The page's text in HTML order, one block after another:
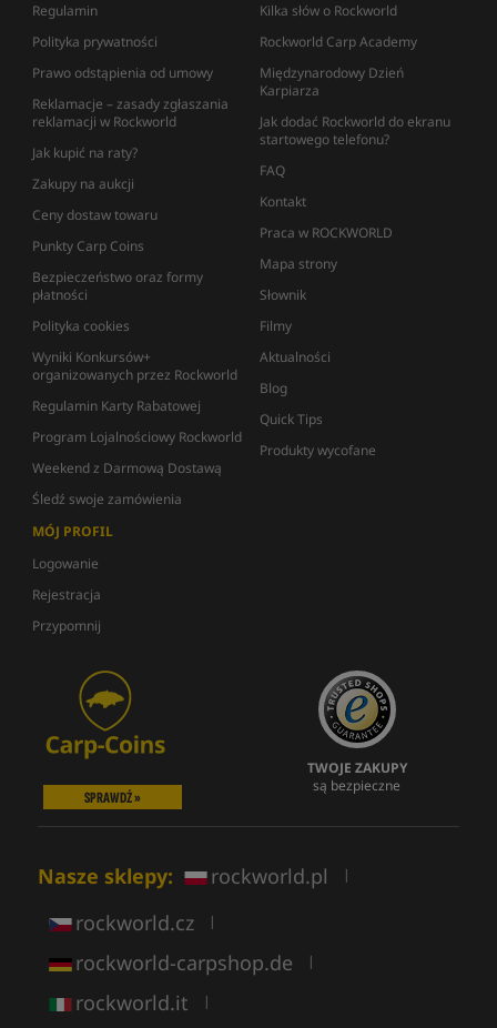
Regulamin
Polityka prywatności
Prawo odstąpienia od umowy
Reklamacje – zasady zgłaszania
reklamacji w Rockworld
Jak kupić na raty?
Zakupy na aukcji
Ceny dostaw towaru
Punkty Carp Coins
Bezpieczeństwo oraz formy
płatności
Polityka cookies
Wyniki Konkursów+
organizowanych przez Rockworld
Regulamin Karty Rabatowej
Program Lojalnościowy Rockworld
Weekend z Darmową Dostawą
Śledź swoje zamówienia
Kilka słów o Rockworld
Rockworld Carp Academy
Międzynarodowy Dzień
Karpiarza
Jak dodać Rockworld do ekranu
startowego telefonu?
FAQ
Kontakt
Praca w ROCKWORLD
Mapa strony
Słownik
Filmy
Aktualności
Blog
Quick Tips
Produkty wycofane
MÓJ PROFIL
Logowanie
Rejestracja
Przypomnij
SPRAWDŹ »
TWOJE ZAKUPY
są bezpieczne
Nasze sklepy: rockworld.pl |
rockworld.cz |
rockworld-carpshop.de |
rockworld.it |